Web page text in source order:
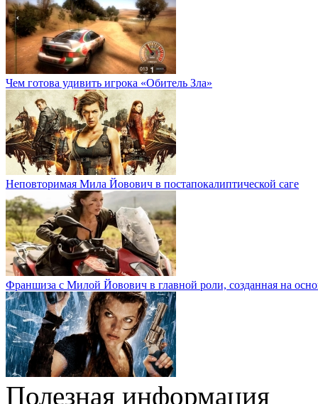
Чем готова удивить игрока «Обитель Зла»
Неповторимая Мила Йовович в постапокалиптической саге
Франшиза с Милой Йовович в главной роли, созданная на
Полезная информация